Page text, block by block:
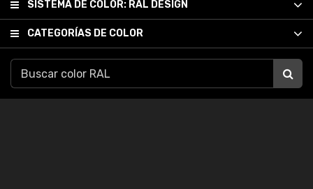
SISTEMA DE COLOR: RAL DESIGN
CATEGORÍAS DE COLOR